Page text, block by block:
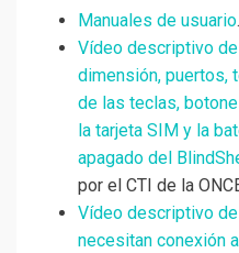
Manuales de usuario.
Vídeo descriptivo
dimensión, puertos,
de las teclas,
la tarjeta SIM y la
apagado del
por el CTI de la
Vídeo descriptivo
necesitan conexión